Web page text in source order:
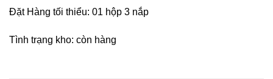
Đặt Hàng tối thiểu: 01 hộp 3 nắp
Tình trạng kho: còn hàng